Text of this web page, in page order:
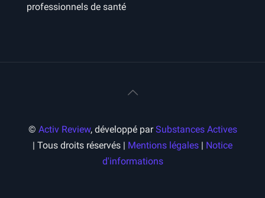
professionnels de santé
© Activ Review, développé parSubstances Actives
| Tous droits réservés | Mentions légales | Notice
d'informations